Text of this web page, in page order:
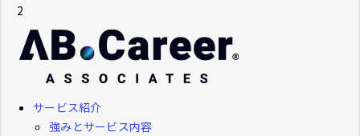
2
サービス紹介
強みとサービス内容